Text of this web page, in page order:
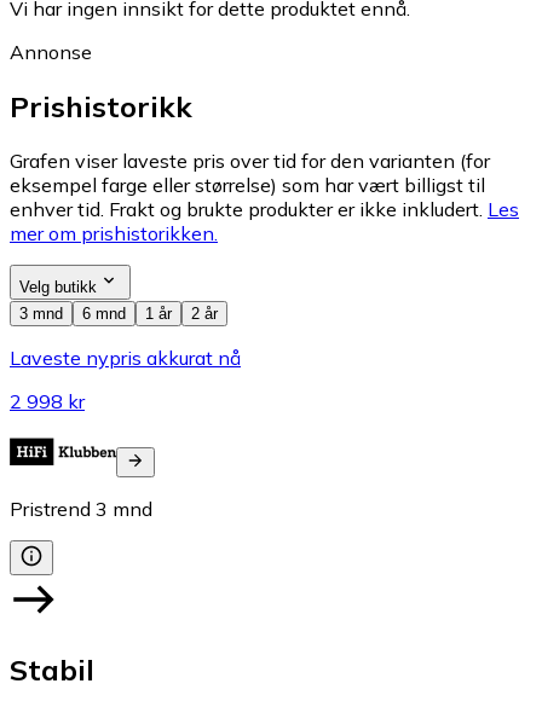
Vi har ingen innsikt for dette produktet ennå.
Annonse
Prishistorikk
Grafen viser laveste pris over tid for den varianten (for
eksempel farge eller størrelse) som har vært billigst til
enhver tid. Frakt og brukte produkter er ikke inkludert. Les
mer om prishistorikken.
Velg butikk
3 mnd
6 mnd 1 år 2 år
Laveste nypris akkurat nå
2 998 kr
Pristrend 3 mnd
Stabil